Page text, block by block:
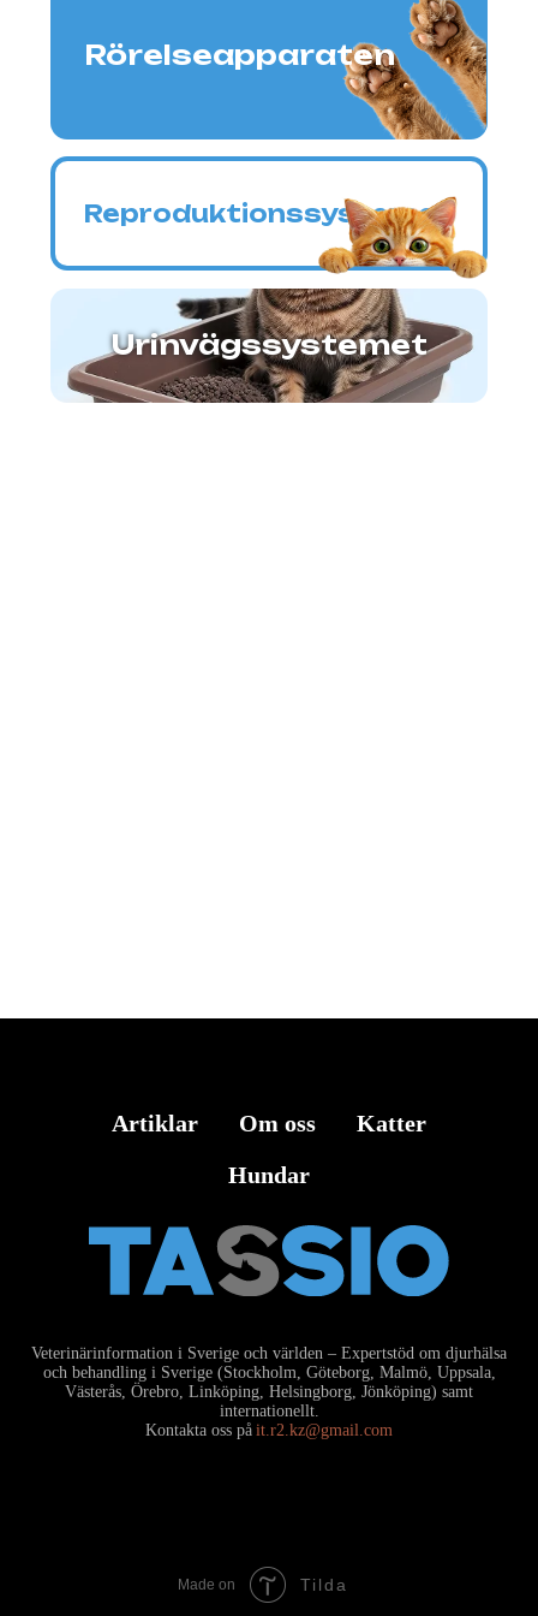
Artiklar Om oss
Katter
Hundar
Veterinärinformation i Sverige och världen – Expertstöd om djurhälsa
och behandling i Sverige (Stockholm, Göteborg, Malmö, Uppsala,
Västerås, Örebro, Linköping, Helsingborg, Jönköping) samt
internationellt.
Kontakta oss på it.r2.kz@gmail.com
Made on Tilda